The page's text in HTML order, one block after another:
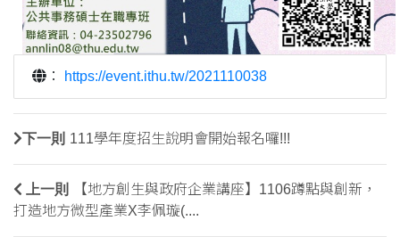
： https://event.ithu.tw/2021110038
下一則 111學年度招生說明會開始報名囉!!!
上一則
【地方創生與政府企業講座】1106蹲點與創新，
打造地方微型產業X李佩璇(....